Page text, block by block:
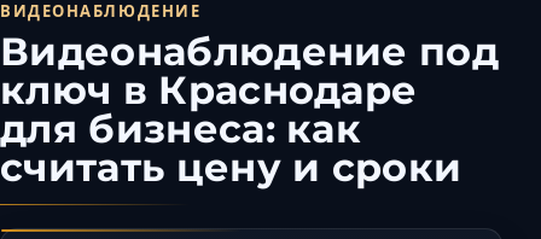
Грозный
Дербент
Каспийск
ВИДЕОНАБЛЮДЕНИЕ
Видеонаблюдение под
ключ в Краснодаре
для бизнеса: как
считать цену и сроки